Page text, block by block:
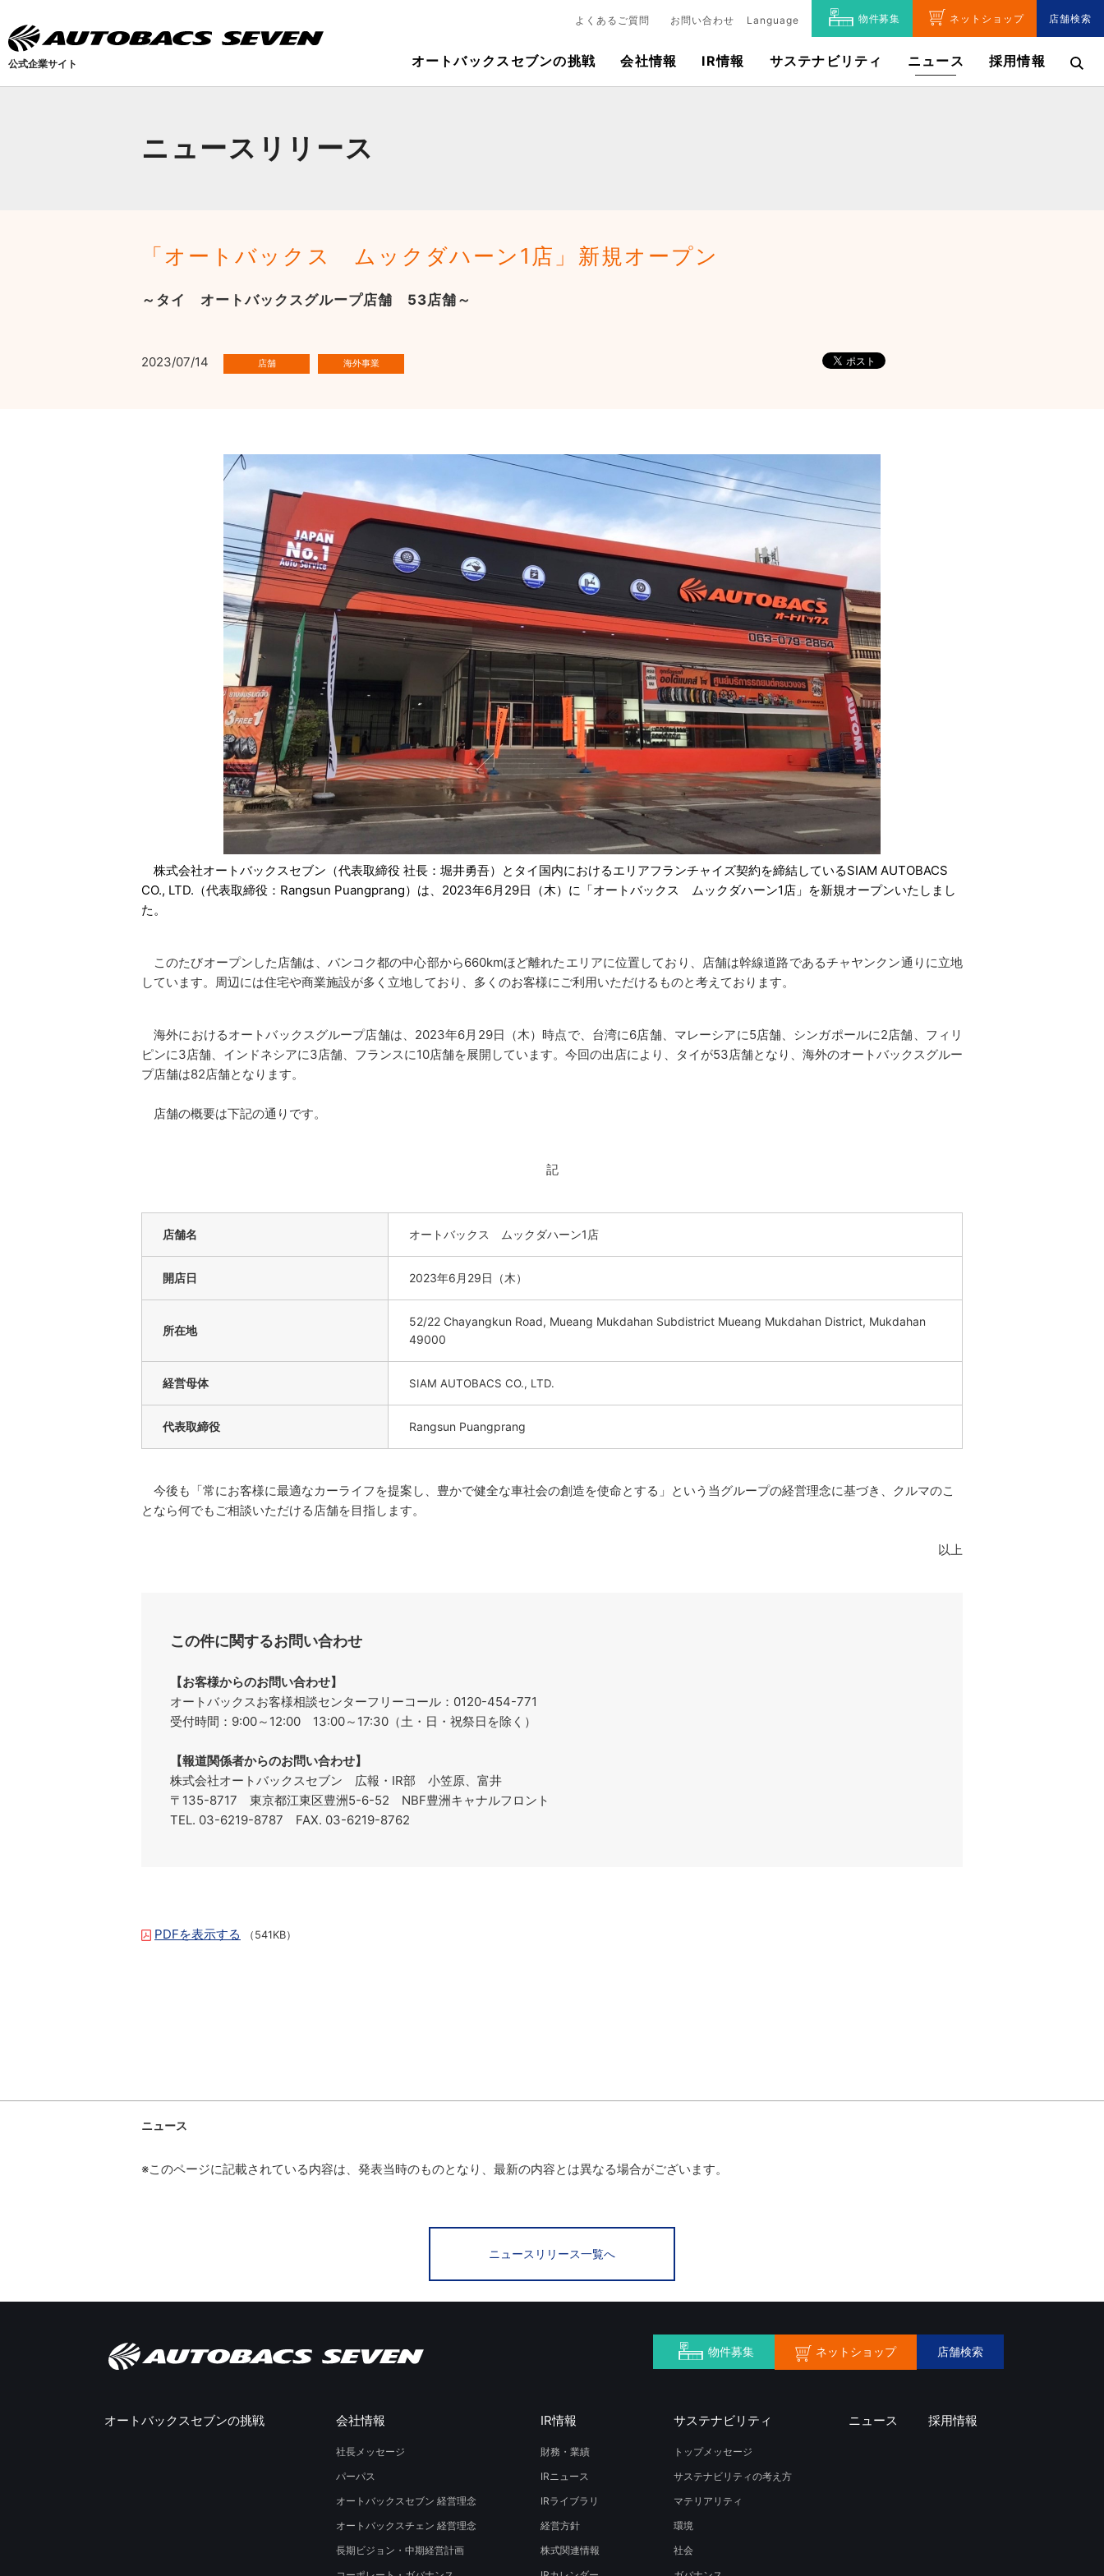
ニュースリリース
「オートバックス ムックダハーン1店」新規オープン
～タイ オートバックスグループ店舗 53店舗～
2023/07/14
株式会社オートバックスセブン（代表取締役 社長：堀井勇吾）とタイ国内におけるエリアフランチャイズ契約を締結しているSIAM AUTOBACS
CO., LTD.（代表取締役：Rangsun Puangprang）は、2023年6月29日（木）に「オートバックス ムックダハーン1店」を新規オープンいたしまし
た。
このたびオープンした店舗は、バンコク都の中心部から660kmほど離れたエリアに位置しており、店舗は幹線道路であるチャヤンクン通りに立地
しています。周辺には住宅や商業施設が多く立地しており、多くのお客様にご利用いただけるものと考えております。
海外におけるオートバックスグループ店舗は、2023年6月29日（木）時点で、台湾に6店舗、マレーシアに5店舗、シンガポールに2店舗、フィリ
ピンに3店舗、インドネシアに3店舗、フランスに10店舗を展開しています。今回の出店により、タイが53店舗となり、海外のオートバックスグルー
プ店舗は82店舗となります。
店舗の概要は下記の通りです。
記
店舗名 オートバックス ムックダハーン1店
開店日 2023年6月29日（木）
所在地
52/22 Chayangkun Road, Mueang Mukdahan Subdistrict Mueang Mukdahan District, Mukdahan
49000
経営母体 SIAM AUTOBACS CO., LTD.
代表取締役 Rangsun Puangprang
今後も「常にお客様に最適なカーライフを提案し、豊かで健全な車社会の創造を使命とする」という当グループの経営理念に基づき、クルマのこ
となら何でもご相談いただける店舗を目指します。
以上
この件に関するお問い合わせ
【お客様からのお問い合わせ】
オートバックスお客様相談センターフリーコール：0120-454-771
受付時間：9:00～12:00 13:00～17:30（土・日・祝祭日を除く）
【報道関係者からのお問い合わせ】
株式会社オートバックスセブン 広報・IR部 小笠原、富井
〒135-8717 東京都江東区豊洲5-6-52 NBF豊洲キャナルフロント
TEL. 03-6219-8787 FAX. 03-6219-8762
PDFを表示する （541KB）
公式企業サイト
よくあるご質問 お問い合わせ Language 物件募集 ネットショップ 店舗検索
オートバックスセブンの挑戦 会社情報 IR情報 サステナビリティ ニュース 採用情報
ニュース
※このページに記載されている内容は、発表当時のものとなり、最新の内容とは異なる場合がございます。
ニュースリリース一覧へ
物件募集 ネットショップ 店舗検索
オートバックスセブンの挑戦 会社情報
社長メッセージ
パーパス
オートバックスセブン 経営理念
オートバックスチェン 経営理念
長期ビジョン・中期経営計画
IR情報
財務・業績
IRニュース
IRライブラリ
経営方針
株式関連情報
サステナビリティ
トップメッセージ
サステナビリティの考え方
マテリアリティ
環境
社会
ニュース 採用情報